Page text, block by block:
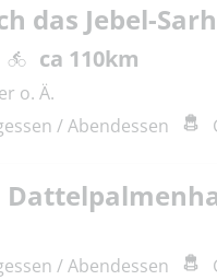
das Jebel-
ca 110km
o. Ä.
/ Abendessen
/ Abendessen